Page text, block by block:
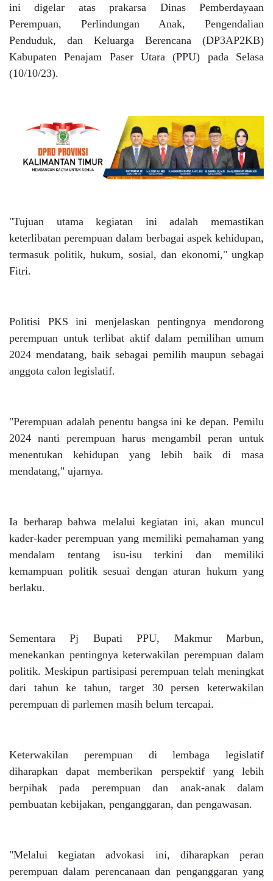
ini digelar atas prakarsa Dinas Pemberdayaan
Perempuan, Perlindungan Anak, Pengendalian
Penduduk, dan Keluarga Berencana (DP3AP2KB)
Kabupaten Penajam Paser Utara (PPU) pada Selasa
(10/10/23).
"Tujuan utama kegiatan ini adalah memastikan
keterlibatan perempuan dalam berbagai aspek kehidupan,
termasuk politik, hukum, sosial, dan ekonomi," ungkap
Fitri.
Politisi PKS ini menjelaskan pentingnya mendorong
perempuan untuk terlibat aktif dalam pemilihan umum
2024 mendatang, baik sebagai pemilih maupun sebagai
anggota calon legislatif.
"Perempuan adalah penentu bangsa ini ke depan. Pemilu
2024 nanti perempuan harus mengambil peran untuk
menentukan kehidupan yang lebih baik di masa
mendatang," ujarnya.
Ia berharap bahwa melalui kegiatan ini, akan muncul
kader-kader perempuan yang memiliki pemahaman yang
mendalam tentang isu-isu terkini dan memiliki
kemampuan politik sesuai dengan aturan hukum yang
berlaku.
Sementara Pj Bupati PPU, Makmur Marbun,
menekankan pentingnya keterwakilan perempuan dalam
politik. Meskipun partisipasi perempuan telah meningkat
dari tahun ke tahun, target 30 persen keterwakilan
perempuan di parlemen masih belum tercapai.
Keterwakilan perempuan di lembaga legislatif
diharapkan dapat memberikan perspektif yang lebih
berpihak pada perempuan dan anak-anak dalam
pembuatan kebijakan, penganggaran, dan pengawasan.
"Melalui kegiatan advokasi ini, diharapkan peran
perempuan dalam perencanaan dan penganggaran yang